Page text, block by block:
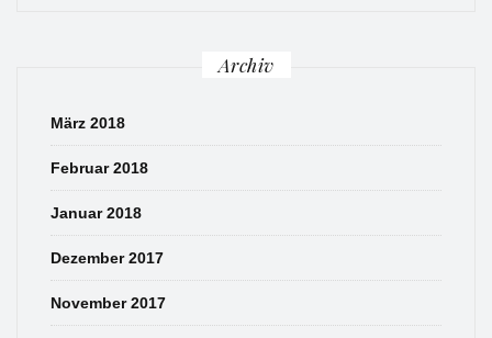
Archiv
März 2018
Februar 2018
Januar 2018
Dezember 2017
November 2017